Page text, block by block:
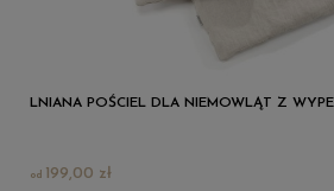
LNIANA POŚCIEL DLA NIEMOWLĄT Z
199,00 zł